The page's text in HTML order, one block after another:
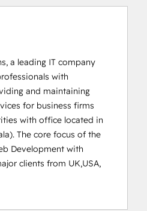
a leading IT company
with
and maintaining
for business firms
with office located in
The core focus of the
Development with
clients from UK,USA,